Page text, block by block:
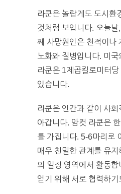
라쿤은 놀랍게도 도시환
것처럼 보입니다. 오늘날
째 사망원인은 천적이나
노화와 질병입니다. 미국
라쿤은 1제곱킬로미터
있습니다.
라쿤은 인간과 같이 사
아갑니다. 암컷 라쿤은
를 가집니다. 5-6마리로
매우 친밀한 관계를 유지
의 일정 영역에서 활동
얻기 위해 서로 협력하기